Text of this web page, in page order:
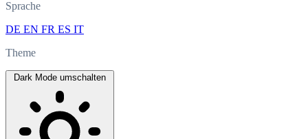
Sprache
DE EN FR ES IT
Theme
Dark Mode umschalten